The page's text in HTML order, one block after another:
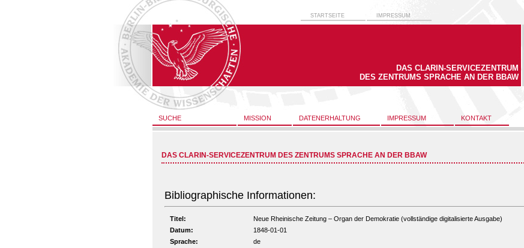
STARTSEITE IMPRESSUM
DAS CLARIN-SERVICEZENTRUM
DES ZENTRUMS SPRACHE AN DER BBAW
SUCHE MISSION DATENERHALTUNG IMPRESSUM KONTAKT
DAS CLARIN-SERVICEZENTRUM DES ZENTRUMS SPRACHE AN DER BBAW
Bibliographische Informationen:
Titel:
Neue Rheinische Zeitung – Organ der Demokratie (vollständige digitalisierte Ausgabe)
Datum:
1848-01-01
Sprache:
de